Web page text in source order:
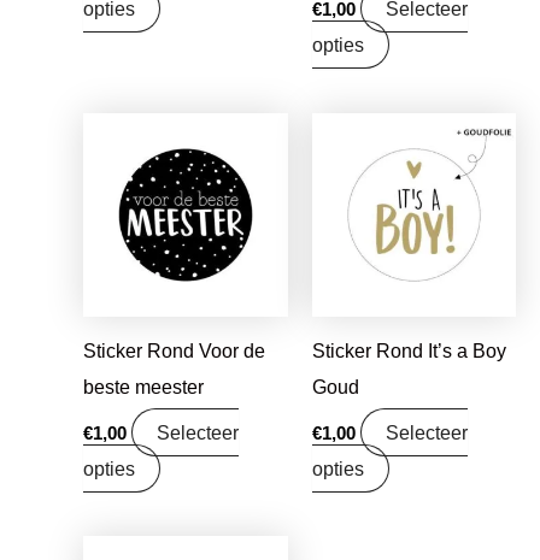
opties
€1,00
Selecteer
opties
Sticker Rond Voor de
beste meester
€1,00
Selecteer
opties
Sticker Rond It’s a Boy
Goud
€1,00
Selecteer
opties